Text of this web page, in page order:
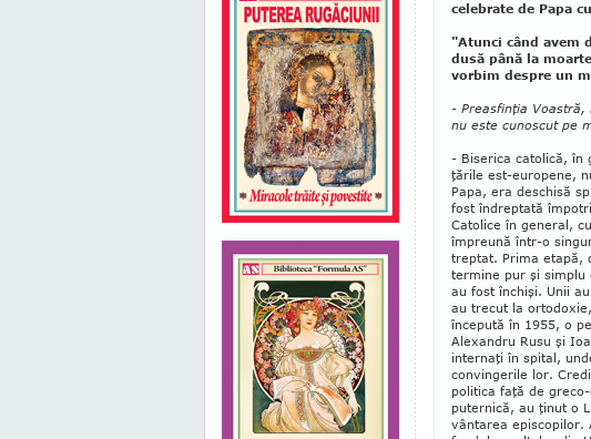
celebrate de Papa
"Atunci când avem
dusă până la
vorbim despre un
- Preasfinţia
nu este cunoscut pe
- Biserica catolică, în
ţările est-europene,
Papa, era deschisă
fost îndreptată
Catolice în gene­ral,
împreună într-o
treptat. Prima etapă,
termine pur şi simplu
au fost închişi. Unii
au trecut la
începută în 1955, o
Alexandru Rusu şi
internaţi în spital,
convingerile lor.
politica faţă de
puternică, au ţinut o
vân­tarea episcopilor.